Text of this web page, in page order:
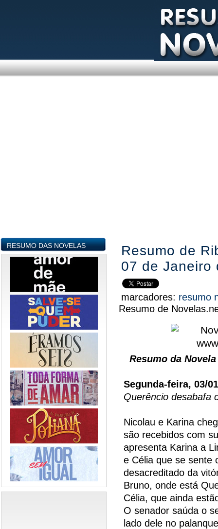
RESUMO DAS NOVELAS
Resumo de
07 de Janeiro
marcadores: resumo
Resumo de
Resumo da
Segunda-feira, 03/
Querêncio desabafa
Nicolau e Karina
são recebidos com
apresenta Karina a
e Célia que se sente
desacreditado da
Bruno, onde está
Célia, que ainda
O senador saúda o
lado dele no